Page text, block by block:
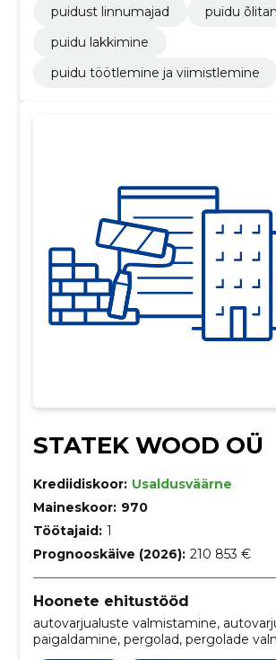
puidust linnumajad
puidu
puidu lakkimine
puidu töötlemine ja viimistlemine
STATEK WOOD OÜ
Krediidiskoor: Usaldusväärne
Maineskoor: 970
Töötajaid: 1
Prognooskäive (2026): 210 853 €
Hoonete ehitustööd
autovarjualuste valmistamine,
paigaldamine, pergolad, pergolade